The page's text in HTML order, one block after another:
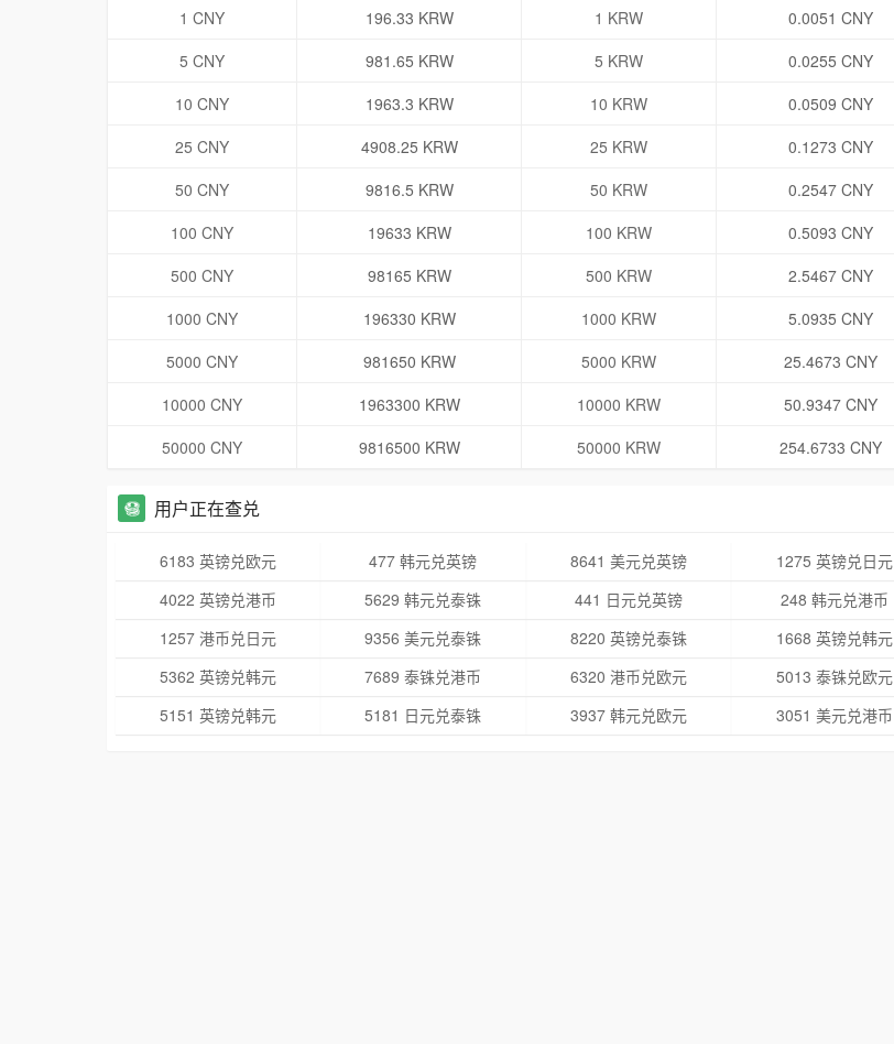
1 CNY
196.33 KRW 1 KRW
0.0051 CNY
5 CNY
981.65 KRW 5 KRW
0.0255 CNY
10 CNY
1963.3 KRW 10 KRW
0.0509 CNY
25 CNY
4908.25 KRW 25 KRW
0.1273 CNY
50 CNY
9816.5 KRW 50 KRW
0.2547 CNY
100 CNY
19633 KRW 100 KRW
0.5093 CNY
500 CNY
98165 KRW 500 KRW
2.5467 CNY
1000 CNY
196330 KRW 1000 KRW
5.0935 CNY
5000 CNY
981650 KRW 5000 KRW
25.4673 CNY
10000 CNY
1963300 KRW 10000 KRW
50.9347 CNY
50000 CNY
9816500 KRW 50000 KRW 254.6733 CNY
用户正在查兑
6183 英镑兑欧元 477 韩元兑英镑 8641 美元兑英镑
1275 英镑兑日元
4022 英镑兑港币
5629 韩元兑泰铢 441 日元兑英镑
248 韩元兑港币
1257 港币兑日元
9356 美元兑泰铢 8220 英镑兑泰铢
1668 英镑兑韩元
5362 英镑兑韩元
7689 泰铢兑港币 6320 港币兑欧元
5013 泰铢兑欧元
5151 英镑兑韩元
5181 日元兑泰铢 3937 韩元兑欧元 3051 美元兑港币